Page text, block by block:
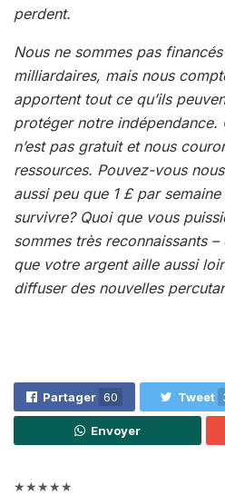
perdent.
Nous ne sommes pas
milliardaires, mais nous
apportent tout ce qu’ils
protéger notre indépendance.
n’est pas gratuit et nous
ressources. Pouvez-vous
aussi peu que 1 £ par
survivre? Quoi que vous
sommes très reconnaissants
que votre argent aille aussi
diffuser des nouvelles
Partager 60 Tweet
Envoyer
★★★★★